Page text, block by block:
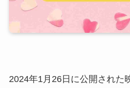
2024年1月26日に公開された